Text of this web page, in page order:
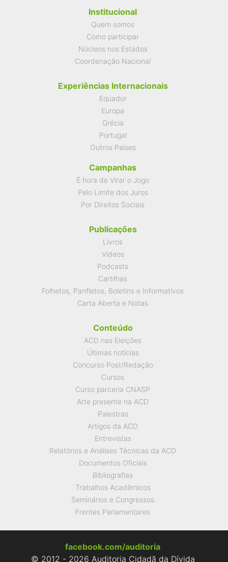
Institucional
Quem somos
Como participar
Núcleos nos Estados
Coordenação Nacional
Experiências Internacionais
Equador
Europa
Grécia
Portugal
Outros Países
Campanhas
É hora de Virar o Jogo
Pelo Limite dos Juros
Por Direitos Sociais
Publicações
Livros
Vídeos
Podcasts
Cartilhas
Folhetos, Panfletos, Boletins e Informativos
Carta Aberta e Notas
Conteúdo
ACD nas Eleições
Últimas notícias
Concurso Post/Redação
Cursos
Curso parceria CNASP
Arte presente na ACD
Palestras
Artigos da ACD
Entrevistas
Relatórios e Análises Técnicas da ACD
Documentos Oficiais
Bibliografias
Trabalhos Acadêmicos
Seminários e Congressos
Frentes Parlamentares
facebook.com/auditoria
© 2012 - 2026 Auditoria Cidadã da Dívida